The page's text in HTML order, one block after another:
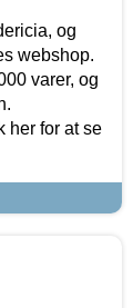
og
webshop.
varer, og
her for at se